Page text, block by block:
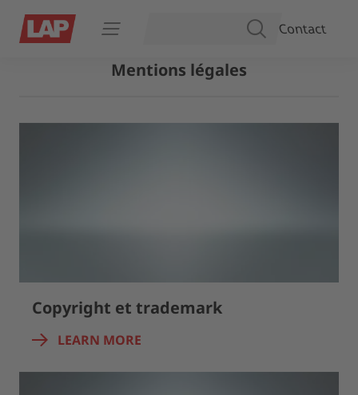
Open navigation SEARCH
Contact
Mentions légales
Copyright et trademark
LEARN MORE